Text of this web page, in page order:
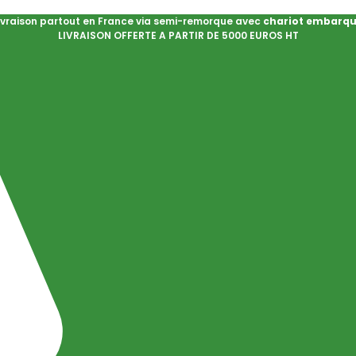
partout en France via semi-remorque avec chariot
LIVRAISON OFFERTE A PARTIR DE 5000 EUROS HT